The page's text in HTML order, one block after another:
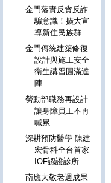
金門落實反貪反詐
騙意識！擴大宣
導新住民族群
金門傳統建築修復
設計與施工安全
衛生講習圓滿達
陣
勞動部職務再設計
讓身障員工不再
喊累
深耕預防醫學 陳建
宏骨科全台首家
IOF認證診所
南應大敬老週成果